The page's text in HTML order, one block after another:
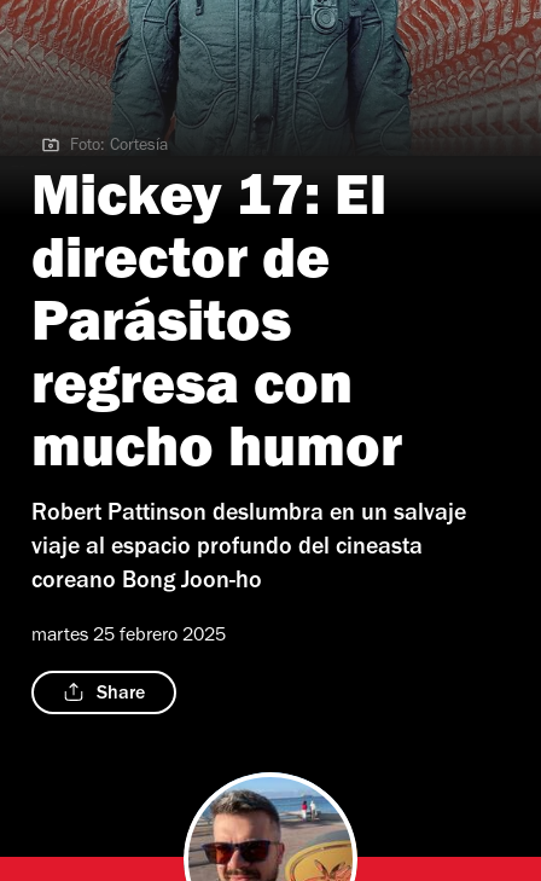
Foto: Cortesía
Foto: Cortesía
Mickey 17: El
director de
Parásitos
regresa con
mucho humor
Robert Pattinson deslumbra en un salvaje
viaje al espacio profundo del cineasta
coreano Bong Joon-ho
martes 25 febrero 2025
Share